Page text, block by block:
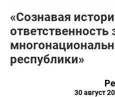
«Сознавая
ответственность
республики»
30 август